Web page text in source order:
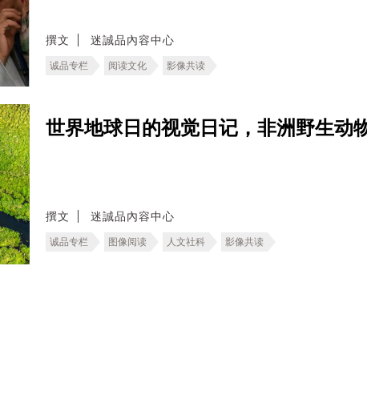
撰文 迷誠品內容中心
诚品专栏 阅读文化 影像共读
世界地球日的视觉日记，非洲野生动
撰文 迷誠品內容中心
诚品专栏 图像阅读 人文社科 影像共读